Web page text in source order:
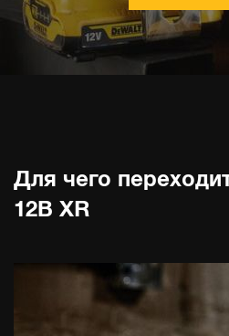
Для чего
12В XR